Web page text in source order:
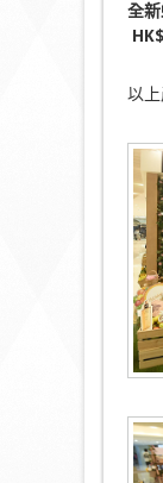
全新
以